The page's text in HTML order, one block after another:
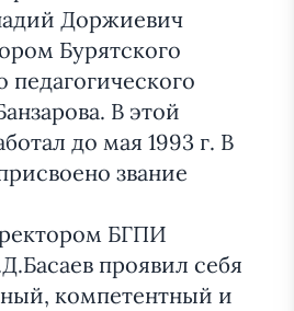
Доржиевич
Бурятского
педагогического
В этой
до мая 1993 г. В
звание
БГПИ
проявил себя
компетентный и